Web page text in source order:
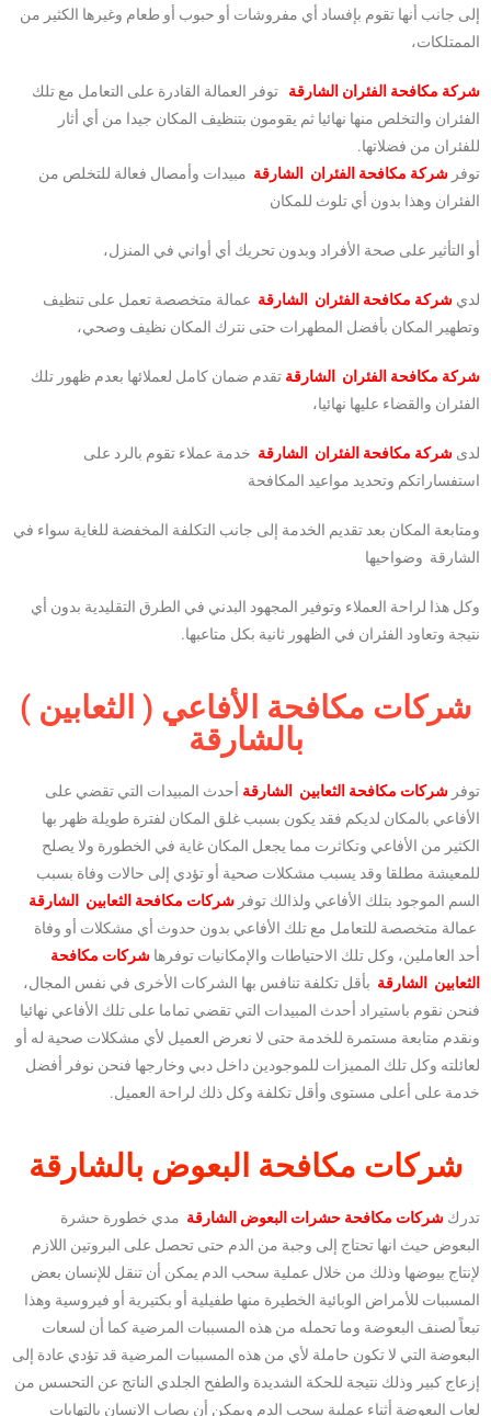
إلى جانب أنها تقوم بإفساد أي مفروشات أو حبوب أو طعام وغيرها الكثير من
الممتلكات،
شركة مكافحة الفئران الشارقة
توفر العمالة القادرة على التعامل مع تلك
الفئران والتخلص منها نهائيا ثم يقومون بتنظيف المكان جيدا من أي أثار
للفئران من فضلاتها.
توفر شركة مكافحة الفئران الشارقة مبيدات وأمصال فعالة للتخلص من
الفئران وهذا بدون أي تلوث للمكان
أو التأثير على صحة الأفراد وبدون تحريك أي أواني في المنزل،
لدي شركة مكافحة الفئران الشارقة عمالة متخصصة تعمل على تنظيف
وتطهير المكان بأفضل المطهرات حتى نترك المكان نظيف وصحي،
شركة مكافحة الفئران الشارقة تقدم ضمان كامل لعملائها بعدم ظهور تلك
الفئران والقضاء عليها نهائيا،
لدى شركة مكافحة الفئران الشارقة خدمة عملاء تقوم بالرد على
استفساراتكم وتحديد مواعيد المكافحة
ومتابعة المكان بعد تقديم الخدمة إلى جانب التكلفة المخفضة للغاية سواء في
الشارقة وضواحيها
وكل هذا لراحة العملاء وتوفير المجهود البدني في الطرق التقليدية بدون أي
نتيجة وتعاود الفئران في الظهور ثانية بكل متاعبها.
شركات مكافحة الأفاعي ( الثعابين )
بالشارقة
توفر شركات مكافحة الثعابين الشارقة أحدث المبيدات التي تقضي على
الأفاعي بالمكان لديكم فقد يكون بسبب غلق المكان لفترة طويلة ظهر بها
الكثير من الأفاعي وتكاثرت مما يجعل المكان غاية في الخطورة ولا يصلح
للمعيشة مطلقا وقد يسبب مشكلات صحية أو تؤدي إلى حالات وفاة بسبب
السم الموجود بتلك الأفاعي ولذالك توفر شركات مكافحة الثعابين الشارقة
عمالة متخصصة للتعامل مع تلك الأفاعي بدون حدوث أي مشكلات أو وفاة
أحد العاملين، وكل تلك الاحتياطات والإمكانيات توفرها شركات مكافحة
الثعابين الشارقة بأقل تكلفة تنافس بها الشركات الأخرى في نفس المجال،
فنحن نقوم باستيراد أحدث المبيدات التي تقضي تماما على تلك الأفاعي نهائيا
ونقدم متابعة مستمرة للخدمة حتى لا نعرض العميل لأي مشكلات صحية له أو
لعائلته وكل تلك المميزات للموجودين داخل دبي وخارجها فنحن نوفر أفضل
خدمة على أعلى مستوى وأقل تكلفة وكل ذلك لراحة العميل.
شركات مكافحة البعوض بالشارقة
تدرك شركات مكافحة حشرات البعوض الشارقة مدي خطورة حشرة
البعوض حيث انها تحتاج إلى وجبة من الدم حتى تحصل على البروتين اللازم
لإنتاج بيوضها وذلك من خلال عملية سحب الدم يمكن أن تنقل للإنسان بعض
المسببات للأمراض الوبائية الخطيرة منها طفيلية أو بكتيرية أو فيروسية وهذا
تبعاً لصنف البعوضة وما تحمله من هذه المسببات المرضية كما أن لسعات
البعوضة التي لا تكون حاملة لأي من هذه المسببات المرضية قد تؤدي عادة إلى
إزعاج كبير وذلك نتيجة للحكة الشديدة والطفح الجلدي الناتج عن التحسس من
لعاب البعوضة أثناء عملية سحب الدم ويمكن أن يصاب الإنسان بالتهابات